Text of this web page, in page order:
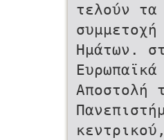
τελούν
Ηµάτων.
Αποστολή